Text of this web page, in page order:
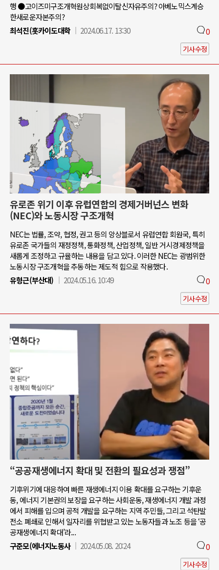
행 ●고이즈미구조개혁원상회복없이탈신자유주의? 아베노믹스계승
한새로운자본주의?
최석진(홋카이도대학
2024.06.17. 13:30 0
기사수정
유로존 위기 이후 유럽연합의 경제거버넌스 변화
(NEC)와 노동시장 구조개혁
NEC는 법률, 조약, 협정, 권고 등의 앙상블로서 유럽연합 회원국, 특히
유로존 국가들의 재정정책, 통화정책, 산업정책, 일반 거시경제정책을
새롭게 조정하고 규율하는 내용을 담고 있다. 이러한 NEC는 광범위한
노동시장 구조개혁을 추동하는 제도적 힘으로 작용했다.
유형근(부산대)
2024.05.16. 10:49 0
기사수정
“공공재생에너지 확대 및 전환의 필요성과 쟁점”
기후위기에 대응하여 빠른 재생에너지 이용 확대를 요구하는 기후운
동, 에너지 기본권의 보장을 요구하는 사회운동, 재생에너지 개발 과정
에서 피해를 입으며 공적 개발을 요구하는 지역 주민들, 그리고 석탄발
전소 폐쇄로 인해서 일자리를 위협받고 있는 노동자들과 노조 등을 ‘공
공재생에너지 확대’라...
구준모(에너지노동사
2024.05.08. 20:24 0
기사수정